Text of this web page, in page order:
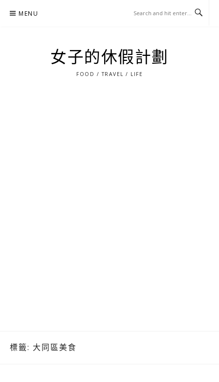
MENU
女子的休假計劃
FOOD / TRAVEL / LIFE
標籤: 大同區美食